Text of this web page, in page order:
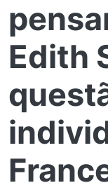
Edith